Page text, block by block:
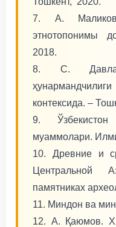
7. А.
этнотопонимы
2018.
8. С.
контексида. –
9. Ўзбекистон
муаммолари.
10. Древние и
Центральной
памятниках
11. Миндон ва
12. А. Қаюмов.